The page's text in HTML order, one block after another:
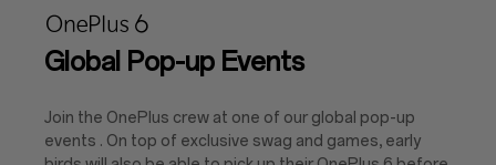
Global Pop-up Events
Join the OnePlus crew at one of our global pop-up
events . On top of exclusive swag and games, early